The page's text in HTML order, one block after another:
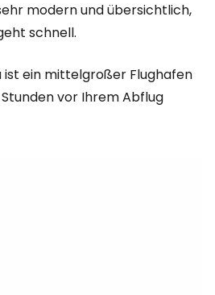
modern und übersichtlich,
schnell.
ist ein mittelgroßer Flughafen
vor Ihrem Abflug